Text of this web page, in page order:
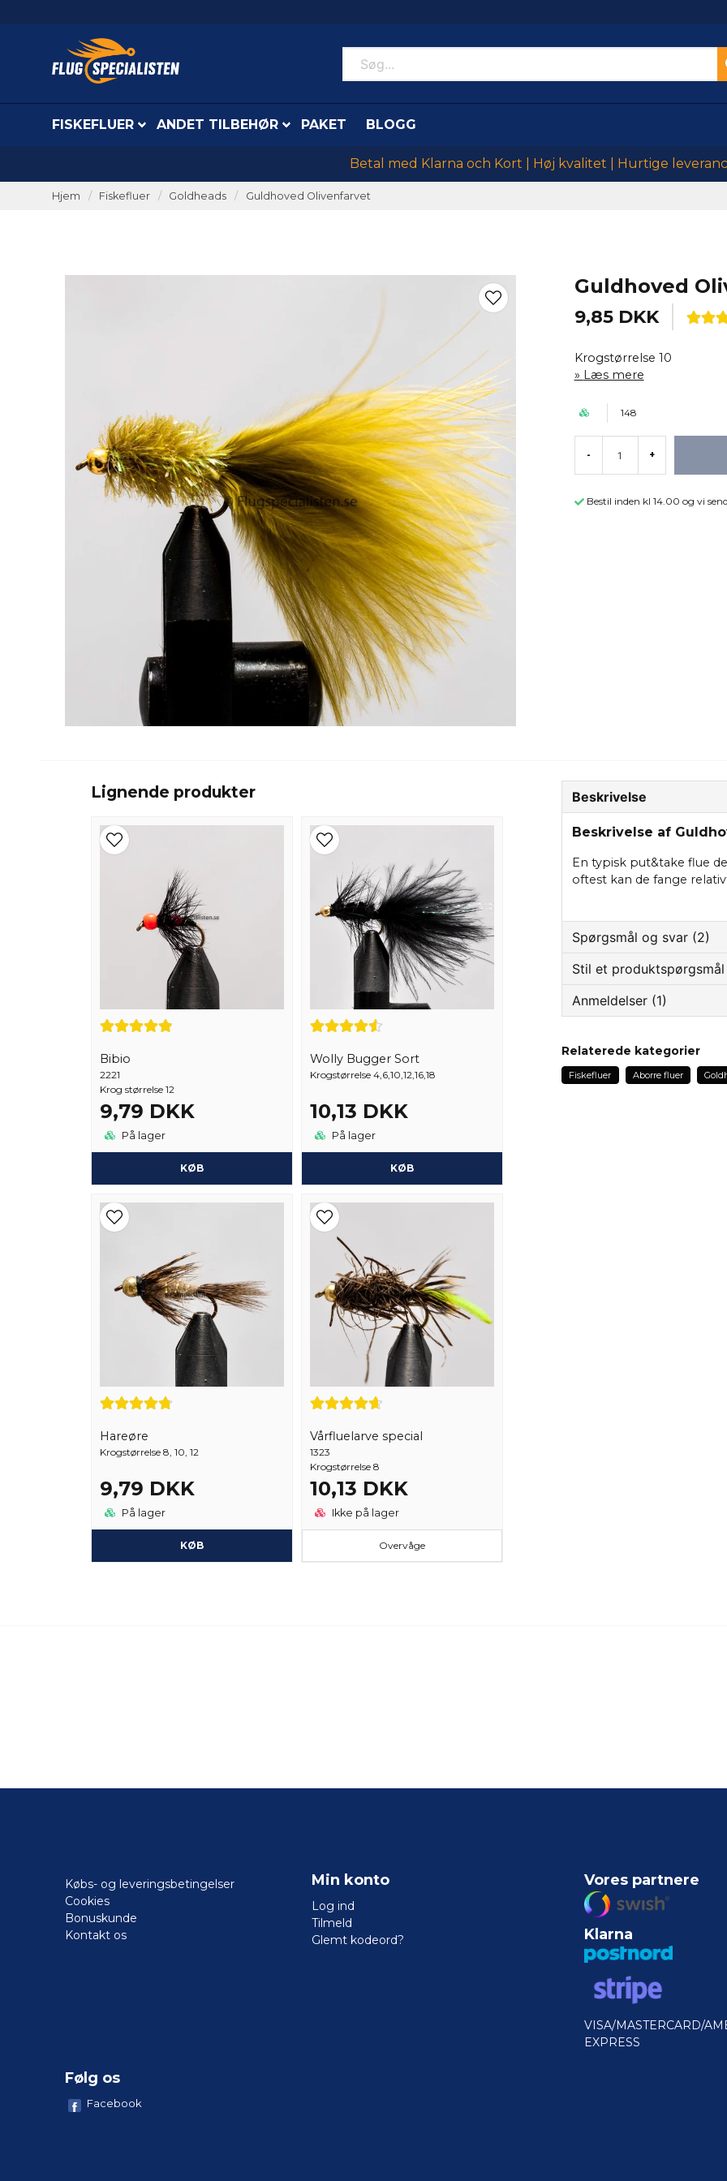
FISKEFLUER ANDET TILBEHØR PAKET BLOGG
Betal med Klarna och Kort | Høj kvalitet | Hurtige
Hjem Fiskefluer Goldheads Guldhoved Olivenfarvet
Guldhoved
9,85 DKK
Krogstørrelse 10
Læs mere
148
- +
Bestil inden kl 14.00 og vi
Lignende produkter
Bibio
2221
Krog størrelse 12
9,79 DKK
På lager
KØB
Wolly Bugger Sort
Krogstørrelse 4,6,10,12,16,18
10,13 DKK
På lager
KØB
Hareøre
Krogstørrelse 8, 10, 12
9,79 DKK
På lager
KØB
Vårfluelarve special
1323
Krogstørrelse 8
10,13 DKK
Ikke på lager
Overvåge
Beskrivelse
Beskrivelse af
En typisk put&take flue
oftest kan de fange
Spørgsmål og svar (2)
Piotr spurgtfor 1 år siden
Hej. Finns möjlighet att
Forretningen svarede
Hej!
Jag har den i shopen
Stil et produktspørgsmål
question
Anmeldelser (1)
Sten
Relaterede kategorier
Fiskefluer Aborre fluer
Købs- og leveringsbetingelser
Cookies
Bonuskunde
Kontakt os
Min konto
Log ind
Tilmeld
Glemt kodeord?
Vores partnere
Klarna
VISA/MASTERCARD/
EXPRESS
Følg os
Facebook